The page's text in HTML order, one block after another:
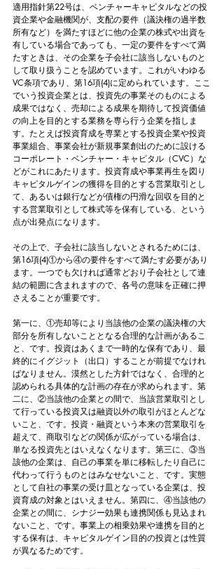
適用指針第22号は、ベンチャーキャピタルなどの投
資企業や金融機関が、支配の要件（議決権の過半数
所有など）を満たすほどに他の企業の株式や出資を
有している場合であっても、一定の要件をすべて満
たすときは、その企業を子会社に該当しないものと
して取り扱うことを認めています。これがいわゆる
VC条項であり、第16項(4)に定められています。ここ
でいう投資企業とは、投資先の事業そのものによる
成果ではなく、売却による成果を期待して投資価値
の向上を目的とする業務を専ら行う企業を指しま
す。たとえば投資育成を専業とする投資企業や投資
事業組合、事業会社が新規事業創出のために設ける
コーポレート・ベンチャー・キャピタル（CVC）な
どがこれにあたります。投資育成や事業再生を図り
キャピタルゲインの獲得を目的とする営業取引とし
て、あるいは銀行などが債権の円滑な回収を目的と
する営業取引として株式等を保有している、という
点が出発点になります。
その上で、子会社に該当しないとされるためには、
第16項(4)①から④の要件をすべて満たす必要があり
ます。一つでも欠ければ通常どおり子会社として連
結の範囲に含まれますので、各号の意味を正確に押
さえることが重要です。
第一に、①売却等により当該他の企業の議決権の大
部分を所有しないこととなる合理的な計画があるこ
と、です。投資はあくまで一時的な保有であり、最
終的にイグジット（出口）することが前提でなけれ
ばなりません。漠然とした方針ではなく、合理的と
認められる具体的な計画の存在が求められます。第
二に、②当該他の企業との間で、当該営業取引とし
て行っている投資又は融資以外の取引がほとんどな
いこと、です。投資・融資という本来の営業取引を
超えて、商取引などの関係が広がっている場合は、
単なる投資先とはいえなくなります。第三に、③当
該他の企業は、自己の事業を単に移転したり自己に
代わって行うものとはみなせないこと、です。実態
として自社の事業の受け皿となっている企業は、投
資育成の対象とはいえません。第四に、④当該他の
企業との間に、シナジー効果も連携関係も見込まれ
ないこと、です。事業上の相乗効果や連携を目的と
する保有は、キャピタルゲイン目的の投資とは性質
が異なるためです。